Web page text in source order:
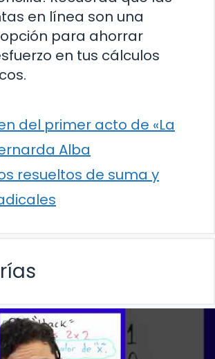
en línea son una
para ahorrar
en tus cálculos
del primer acto de «La
Alba
resueltos de suma y